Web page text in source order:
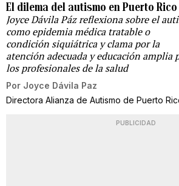
El dilema del autismo en Puerto Rico
Joyce Dávila Páz reflexiona sobre el
como epidemia médica tratable o
condición siquiátrica y clama por la
atención adecuada y educación amplia
los profesionales de la salud
Por Joyce Dávila Paz
Directora Alianza de Autismo de Puerto
PUBLICIDAD